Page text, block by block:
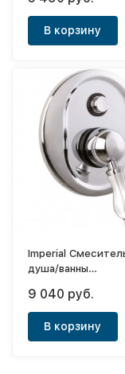
Стайл
В корзину
Imperial
душа/ванны
встраиваемый (с
внутренней
хром Europe
9 040 руб.
В корзину